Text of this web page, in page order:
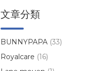
文章分類
BUNNYPAPA (33)
Royalcare (16)